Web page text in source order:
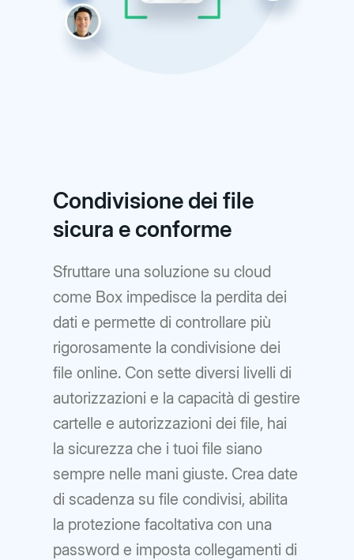
Condivisione dei file
sicura e conforme
Sfruttare una soluzione su cloud
come Box impedisce la perdita dei
dati e permette di controllare più
rigorosamente la condivisione dei
file online. Con sette diversi livelli di
autorizzazioni e la capacità di gestire
cartelle e autorizzazioni dei file, hai
la sicurezza che i tuoi file siano
sempre nelle mani giuste. Crea date
di scadenza su file condivisi, abilita
la protezione facoltativa con una
password e imposta collegamenti di